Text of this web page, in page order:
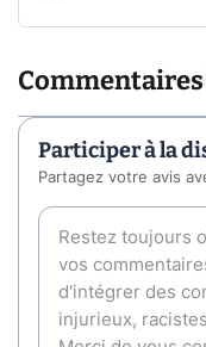
Commentaires
Participer à la
Partagez votre avis